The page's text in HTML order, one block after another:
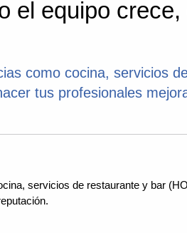
el equipo
como cocina, servicios
tus profesionales
servicios de restaurante y bar